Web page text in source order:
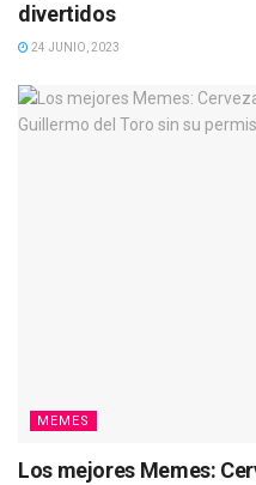
divertidos
24 JUNIO, 2023
MEMES
Los mejores Memes: